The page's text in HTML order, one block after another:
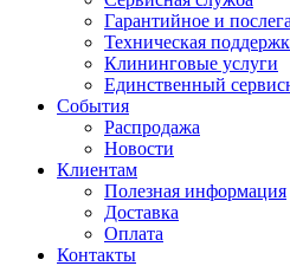
Гарантийное и
Техническая
Клининговые услуги
Единственный
События
Распродажа
Новости
Клиентам
Полезная информация
Доставка
Оплата
Контакты